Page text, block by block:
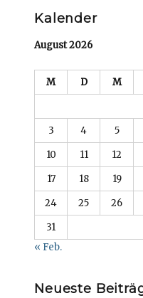
Kalender
August 2026
M D M
3
4 5
10
11 12
17
18 19
24
25 26
31
« Feb.
Neueste